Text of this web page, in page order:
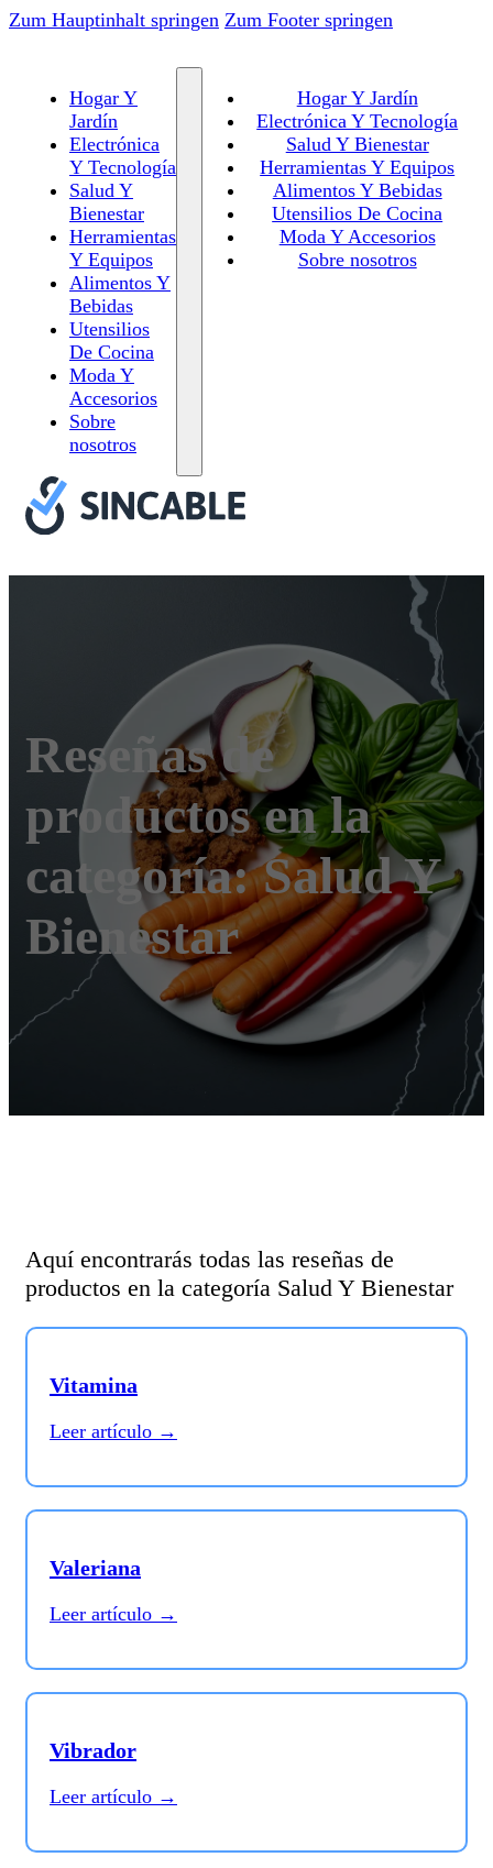
Zum Hauptinhalt springen Zum Footer springen
Hogar Y
Jardín
Electrónica
Y Tecnología
Salud Y
Bienestar
Herramientas
Y Equipos
Alimentos Y
Bebidas
Utensilios
De Cocina
Moda Y
Accesorios
Sobre
nosotros
Hogar Y Jardín
Electrónica Y Tecnología
Salud Y Bienestar
Herramientas Y Equipos
Alimentos Y Bebidas
Utensilios De Cocina
Moda Y Accesorios
Sobre nosotros
Reseñas de
productos en la
categoría:Salud Y
Bienestar
Aquí encontrarás todas las reseñas de
productos en la categoría Salud Y Bienestar
Vitamina
Leer artículo →
Valeriana
Leer artículo →
Vibrador
Leer artículo →